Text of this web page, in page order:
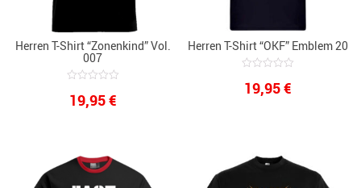
Herren T-Shirt “Zonenkind” Vol.
007
out
of
19,95€
Herren T-Shirt “OKF” Emblem 20
out
of
19,95€